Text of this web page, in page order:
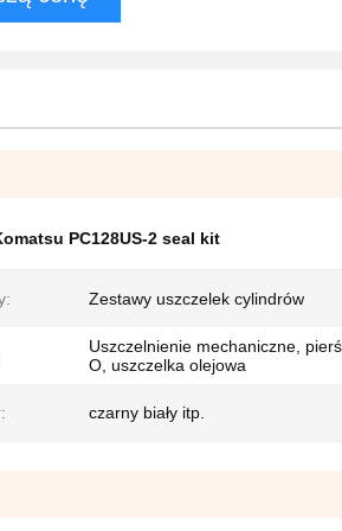
PC128US-2 seal kit
Zestawy uszczelek cylindrów
Uszczelnienie mechaniczne,
O, uszczelka olejowa
czarny biały itp.